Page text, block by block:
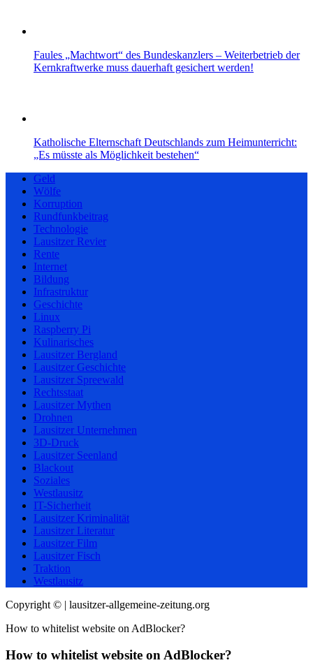
Faules „Machtwort“ des Bundeskanzlers – Weiterbetrieb der
Kernkraftwerke muss dauerhaft gesichert werden!
Katholische Elternschaft Deutschlands zum Heimunterricht:
„Es müsste als Möglichkeit bestehen“
Geld
Wölfe
Korruption
Rundfunkbeitrag
Technologie
Lausitzer Revier
Rente
Internet
Bildung
Infrastruktur
Geschichte
Linux
Raspberry Pi
Kulinarisches
Lausitzer Bergland
Lausitzer Geschichte
Lausitzer Spreewald
Rechtsstaat
Lausitzer Mythen
Drohnen
Lausitzer Unternehmen
3D-Druck
Lausitzer Seenland
Blackout
Soziales
Westlausitz
IT-Sicherheit
Lausitzer Kriminalität
Lausitzer Literatur
Lausitzer Film
Lausitzer Fisch
Traktion
Westlausitz
Copyright © | lausitzer-allgemeine-zeitung.org
How to whitelist website on AdBlocker?
How to whitelist website on AdBlocker?